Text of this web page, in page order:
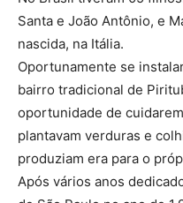
Santa e João Antônio, e
nascida, na Itália.
Oportunamente se
bairro tradicional de
oportunidade de
plantavam verduras e
produziam era para o
Após vários anos